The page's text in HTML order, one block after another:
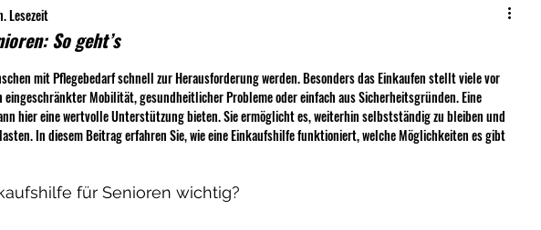
Leistungen der Pflegeversicherung
So geht’s
Lesezeit
bewertet.
mit Pflegebedarf schnell zur Herausforderung werden. Besonders das Einkaufen stellt viele vor
eingeschränkter Mobilität, gesundheitlicher Probleme oder einfach aus Sicherheitsgründen. Eine
hier eine wertvolle Unterstützung bieten. Sie ermöglicht es, weiterhin selbstständig zu bleiben und
In diesem Beitrag erfahren Sie, wie eine Einkaufshilfe funktioniert, welche Möglichkeiten es gibt
für Senioren wichtig?